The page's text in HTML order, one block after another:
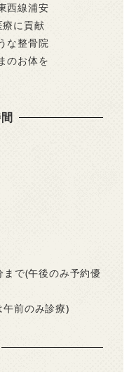
西線浦安
に貢献
な整骨院
のお体を
で(午後のみ予約優
前のみ診療)